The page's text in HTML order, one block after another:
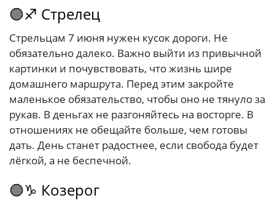
🟣♐ Стрелец
Стрельцам 7 июня нужен кусок дороги. Не
обязательно далеко. Важно выйти из привычной
картинки и почувствовать, что жизнь шире
домашнего маршрута. Перед этим закройте
маленькое обязательство, чтобы оно не тянуло за
рукав. В деньгах не разгоняйтесь на восторге. В
отношениях не обещайте больше, чем готовы
дать. День станет радостнее, если свобода будет
лёгкой, а не беспечной.
🟣♑ Козерог